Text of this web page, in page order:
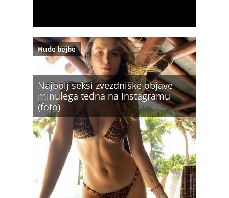
Najbolj seksi zvezdniške objave
minulega tedna na Instagramu
(foto)
Hude bejbe